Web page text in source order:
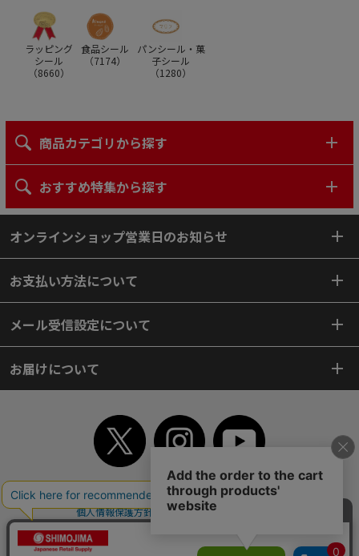
ラッピング
シール
（8660）
食品シール
（7174）
パンシール・菓
子シール
（1280）
商品カテゴリから探す
おすすめ特集から探す
オンラインショップ営業日のお知らせ
お支払い方法について
メール受信設定について
お届けについて
TOP 初めてご利用のお客様へ ご利用案内
ご利用規約
個人情報保護方針
特定商取引法
よくあるご質問
サイトマップ
WEBカタログ 英語版TOP